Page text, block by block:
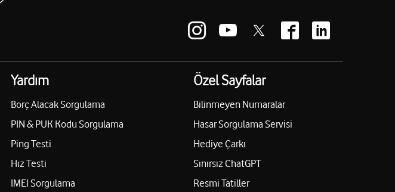
Yardım
Borç Alacak Sorgulama
PIN & PUK Kodu Sorgulama
Ping Testi
Hız Testi
IMEI Sorgulama
Özel Sayfalar
Bilinmeyen Numaralar
Hasar Sorgulama Servisi
Hediye Çarkı
Sınırsız ChatGPT
Resmi Tatiller